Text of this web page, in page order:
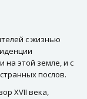
с жизнью
на этой земле, и с
послов.
ХVII века,